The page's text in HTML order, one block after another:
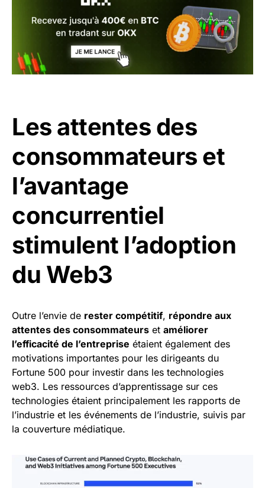
Les attentes des
consommateurs et
l’avantage
concurrentiel
stimulent l’adoption
du Web3
Outre l’envie de rester compétitif, répondre aux
attentes des consommateurs et améliorer
l’efficacité de l’entreprise étaient également des
motivations importantes pour les dirigeants du
Fortune 500 pour investir dans les technologies
web3. Les ressources d’apprentissage sur ces
technologies étaient principalement les rapports de
l’industrie et les événements de l’industrie, suivis par
la couverture médiatique.